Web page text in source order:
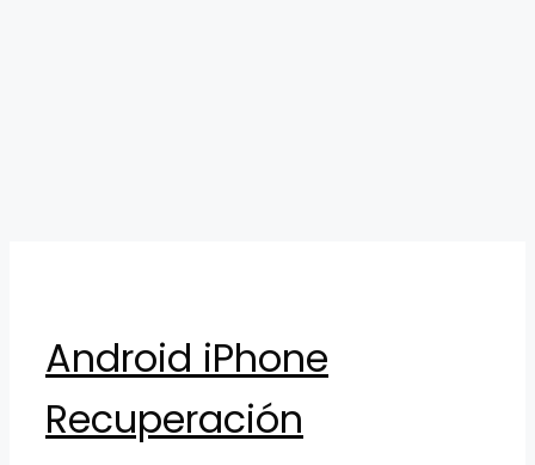
content
Android iPhone
Recuperación